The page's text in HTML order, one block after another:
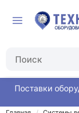
Поставки